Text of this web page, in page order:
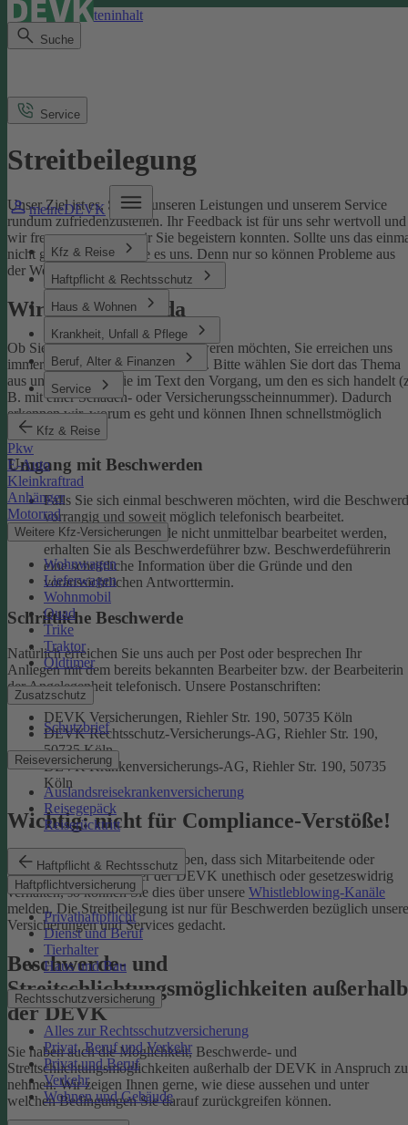
Direkt zum Seiteninhalt
Suche
meineDEVK
Kfz & Reise
Haftpflicht & Rechtsschutz
Haus & Wohnen
Krankheit, Unfall & Pflege
Beruf, Alter & Finanzen
Service
Kfz & Reise
Pkw
E-Auto
Kleinkraftrad
Anhänger
Motorrad
Weitere Kfz-Versicherungen
Wohnwagen
Lieferwagen
Wohnmobil
Quad
Trike
Traktor
Oldtimer
Zusatzschutz
Schutzbrief
Reiseversicherung
Auslandsreisekrankenversicherung
Reisegepäck
Reiserücktritt
Haftpflicht & Rechtsschutz
Haftpflichtversicherung
Privathaftpflicht
Dienst und Beruf
Tierhalter
Haus und Bau
Rechtsschutzversicherung
Alles zur Rechtsschutzversicherung
Privat, Beruf und Verkehr
Privat und Beruf
Verkehr
Wohnen und Gebäude
Service
Streitbeilegung
Unser Ziel ist es, Sie mit unseren Leistungen und unserem Service
rundum zufriedenzustellen. Ihr Feedback ist für uns sehr wertvoll und
wir freuen uns, wenn wir Sie begeistern konnten. Sollte uns das
nicht gelingen, sagen Sie es uns. Denn nur so können Probleme aus
der Welt geschafft werden.
Wir sind für Sie da
Ob Sie uns loben oder sich beschweren möchten, Sie erreichen uns
immer über unser Kontaktformular
. Bitte wählen Sie dort das Thema
aus und benennen Sie im Text den Vorgang, um den es sich handelt
B. mit einer Schaden- oder Versicherungsscheinnummer). Dadurch
erkennen wir, worum es geht und können Ihnen schnellstmöglich
weiterhelfen.
Umgang mit Beschwerden
Falls Sie sich einmal beschweren möchten, wird die
vorrangig und soweit möglich telefonisch bearbeitet.
Kann eine Beschwerde nicht unmittelbar bearbeitet werden,
erhalten Sie als Beschwerdeführer bzw. Beschwerdeführerin
eine schriftliche Information über die Gründe und den
voraussichtlichen Antworttermin.
Schriftliche Beschwerde
Natürlich erreichen Sie uns auch per Post oder besprechen Ihr
Anliegen mit dem bereits bekannten Bearbeiter bzw. der Bearbeiterin
der Angelegenheit telefonisch. Unsere Postanschriften:
DEVK Versicherungen, Riehler Str. 190, 50735 Köln
DEVK Rechtsschutz-Versicherungs-AG, Riehler Str. 190,
50735 Köln
DEVK Krankenversicherungs-AG, Riehler Str. 190, 50735
Köln
Wichtig: nicht für Compliance-Verstöße!
Wenn Sie Kenntnis darüber haben, dass sich Mitarbeitende oder
Partnerinnen und Partner der DEVK unethisch oder gesetzeswidrig
verhalten, so können Sie dies über unsere Whistleblowing-Kanäle
melden. Die Streitbeilegung ist nur für Beschwerden bezüglich
Versicherungen und Services gedacht.
Beschwerde- und
Streitschlichtungsmöglichkeiten außerhalb
der DEVK
Sie haben auch die Möglichkeit, Beschwerde- und
Streitschlichtungsmöglichkeiten außerhalb der DEVK in Anspruch zu
nehmen. Wir zeigen Ihnen gerne, wie diese aussehen und unter
welchen Bedingungen Sie darauf zurückgreifen können.